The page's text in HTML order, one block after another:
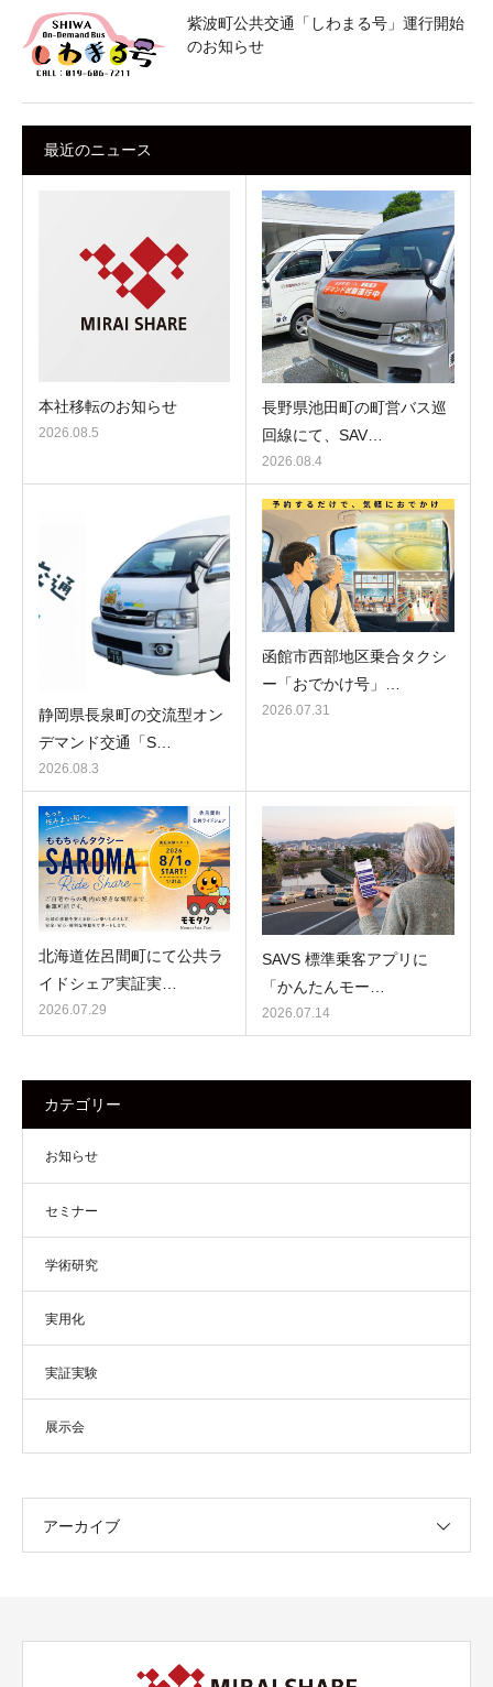
紫波町公共交通「しわまる号」運行開始
のお知らせ
最近のニュース
本社移転のお知らせ
2026.08.5
長野県池田町の町営バス巡
回線にて、SAV…
2026.08.4
静岡県長泉町の交流型オン
デマンド交通「S…
2026.08.3
函館市西部地区乗合タクシ
ー「おでかけ号」…
2026.07.31
北海道佐呂間町にて公共ラ
イドシェア実証実…
2026.07.29
SAVS 標準乗客アプリに
「かんたんモー…
2026.07.14
カテゴリー
お知らせ
セミナー
学術研究
実用化
実証実験
展示会
アーカイブ